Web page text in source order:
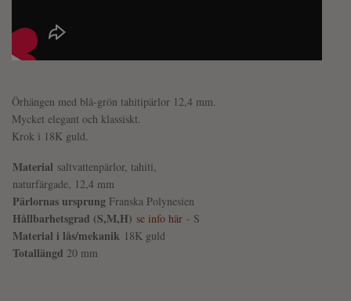
Örhängen med blå-grön tahitipärlor 12,4 mm.
Mycket elegant och klassiskt.
Krok i 18K guld.
Material saltvattenpärlor, tahiti,
naturfärgade, 12,4 mm
Pärlornas ursprung Franska Polynesien
Hållbarhetsgrad (S,M,H) se info här - S
Material i lås/mekanik 18K guld
Totallängd 20 mm